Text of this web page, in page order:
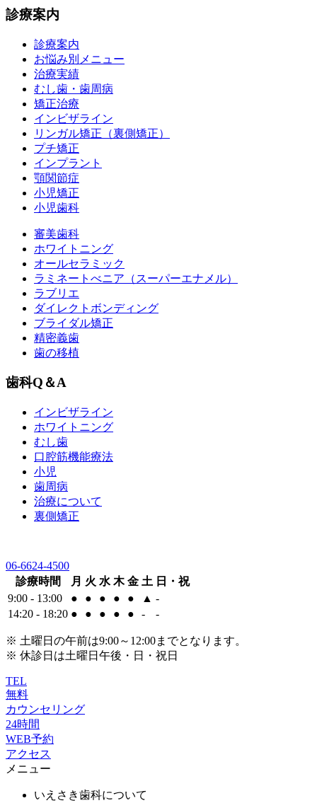
診療案内
診療案内
お悩み別メニュー
治療実績
むし歯・歯周病
矯正治療
インビザライン
リンガル矯正（裏側矯正）
プチ矯正
インプラント
顎関節症
小児矯正
小児歯科
審美歯科
ホワイトニング
オールセラミック
ラミネートべニア （スーパーエナメル）
ラブリエ
ダイレクトボンディング
ブライダル矯正
精密義歯
歯の移植
歯科Q＆A
インビザライン
ホワイトニング
むし歯
口腔筋機能療法
小児
歯周病
治療について
裏側矯正
06-6624-4500
診療時間
月 火 水 木 金 土 日・祝
9:00 - 13:00
● ● ● ● ● ▲ -
14:20 - 18:20 ● ● ● ● ● - -
※ 土曜日の午前は9:00～12:00までとなります。
※ 休診日は土曜日午後・日・祝日
TEL
無料
カウンセリング
24時間
WEB予約
アクセス
メニュー
いえさき歯科について